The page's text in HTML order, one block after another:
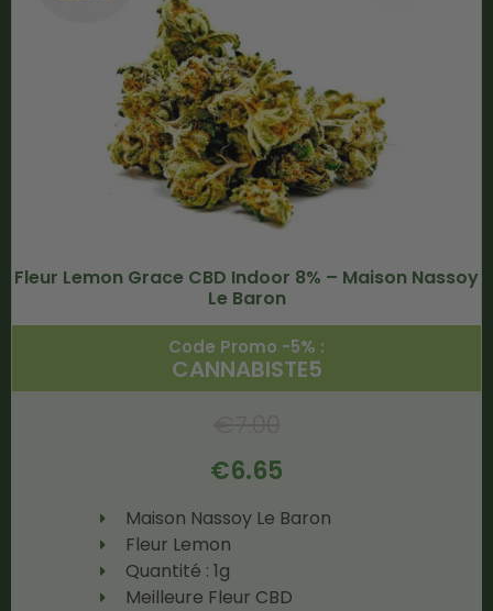
Fleur Lemon Grace CBD Indoor 8% – Maison Nassoy
Le Baron
Code Promo -5% :
CANNABISTE5
€6.65
Maison Nassoy Le Baron
Fleur Lemon
Quantité : 1g
Meilleure Fleur CBD